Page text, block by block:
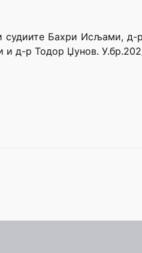
судиите Бахри Исљами, д-
и д-р Тодор Џунов.